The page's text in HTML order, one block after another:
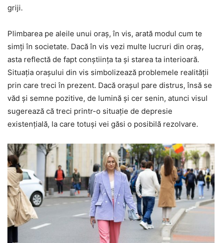
griji.
Plimbarea pe aleile unui oraș, în vis, arată modul cum te
simți în societate. Dacă în vis vezi multe lucruri din oraș,
asta reflectă de fapt conștiința ta și starea ta interioară.
Situația orașului din vis simbolizează problemele realității
prin care treci în prezent. Dacă orașul pare distrus, însă se
văd și semne pozitive, de lumină și cer senin, atunci visul
sugerează că treci printr-o situație de depresie
existențială, la care totuși vei găsi o posibilă rezolvare.